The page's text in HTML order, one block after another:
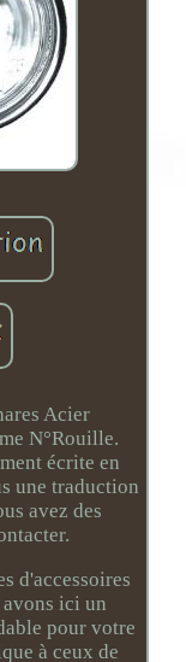
Acier
N°Rouille.
écrite en
une traduction
avez des
d'accessoires
avons ici un
pour votre
à ceux de